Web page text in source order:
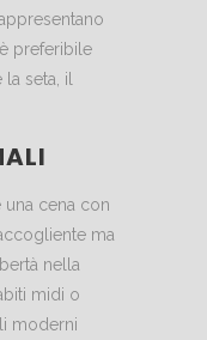
preferibile
seta, il
cena con
ma
nella
midi o
moderni